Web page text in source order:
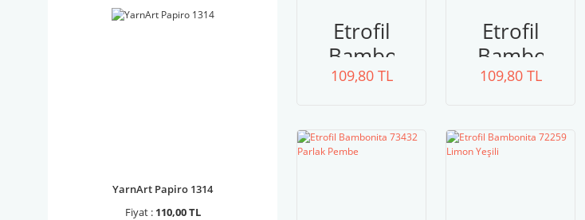
YarnArt Papiro 1314
Fiyat : 110,00 TL
Etrofil
Bambonita
73406
Kurusu
109,80 TL
Etrofil
Bambonita
72282
109,80 TL